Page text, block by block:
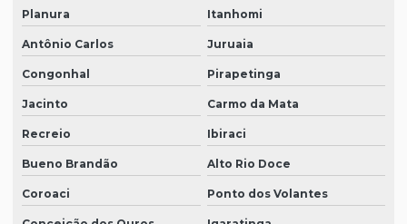
Planura Itanhomi
Antônio Carlos Juruaia
Congonhal Pirapetinga
Jacinto Carmo da Mata
Recreio Ibiraci
Bueno Brandão Alto Rio Doce
Coroaci Ponto dos Volantes